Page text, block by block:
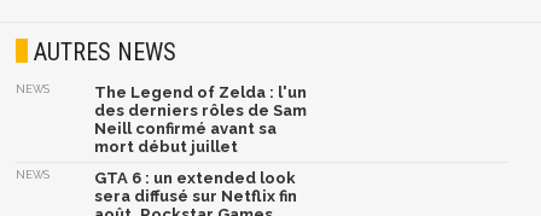
AUTRES NEWS
NEWS
The Legend of Zelda : l'un
des derniers rôles de Sam
Neill confirmé avant sa
mort début juillet
NEWS
GTA 6 : un extended look
sera diffusé sur Netflix fin